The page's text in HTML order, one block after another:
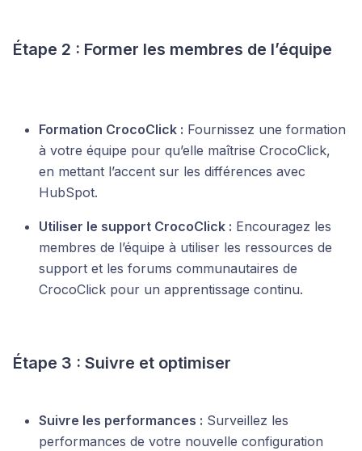
Étape 2 : Former les membres de l’équipe
Formation CrocoClick : Fournissez une formation
à votre équipe pour qu’elle maîtrise CrocoClick,
en mettant l’accent sur les différences avec
HubSpot.
Utiliser le support CrocoClick : Encouragez les
membres de l’équipe à utiliser les ressources de
support et les forums communautaires de
CrocoClick pour un apprentissage continu.
Étape 3 : Suivre et optimiser
Suivre les performances : Surveillez les
performances de votre nouvelle configuration